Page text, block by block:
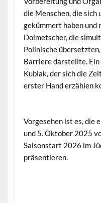
die Menschen, die sich
gekümmert haben und
Dolmetscher, die
Polinische
Barriere darstellte.
Kubiak, der sich die
erster Hand erzählen
Vorgesehen ist es, die
und 5. Oktober 2025
Saisonstart 2026 im
präsentieren.